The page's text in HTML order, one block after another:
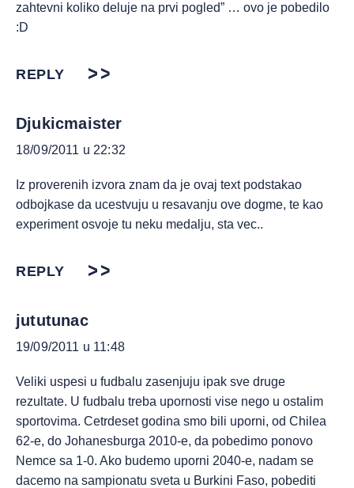
zahtevni koliko deluje na prvi pogled” … ovo je pobedilo
:D
REPLY
Djukicmaister
18/09/2011 u 22:32
Iz proverenih izvora znam da je ovaj text podstakao
odbojkase da ucestvuju u resavanju ove dogme, te kao
experiment osvoje tu neku medalju, sta vec..
REPLY
jututunac
19/09/2011 u 11:48
Veliki uspesi u fudbalu zasenjuju ipak sve druge
rezultate. U fudbalu treba upornosti vise nego u ostalim
sportovima. Cetrdeset godina smo bili uporni, od Chilea
62-e, do Johanesburga 2010-e, da pobedimo ponovo
Nemce sa 1-0. Ako budemo uporni 2040-e, nadam se
dacemo na sampionatu sveta u Burkini Faso, pobediti